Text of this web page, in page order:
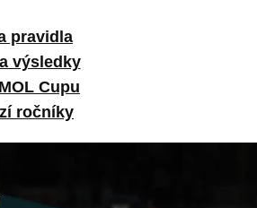
pravidla
výsledky
Cupu
ročníky